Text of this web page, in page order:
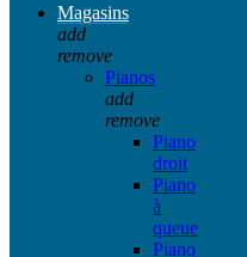
Magasins
add
remove
Pianos
add
remove
Piano
droit
Piano
à
queue
Piano